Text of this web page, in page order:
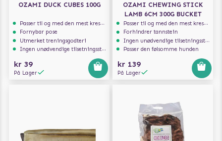
OZAMI DUCK CUBES 100G
Passer til og med den mest kresne hunden
Fornybar pose
Utmerket treningsgodteri
Ingen unødvendige tilsetningsstoffer
kr 39
På Lager
OZAMI CHEWING STICK
LAMB 6CM 300G BUCKET
Passer til og med den mest kresne hunden
Forhindrer tannstein
Ingen unødvendige tilsetningsstoffer
Passer den følsomme hunden
kr 139
På Lager